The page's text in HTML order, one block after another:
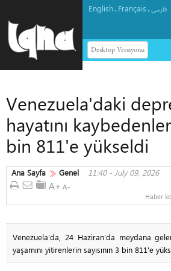
English. Français.فارسی
Desktop Versiyonu
Venezuela'daki
hayatını
bin 811'e yükseldi
Ana Sayfa Genel 11:40 - July 09, 2026
Haber
Venezuela'da, 24 Haziran'da meydana
yaşamını yitirenlerin sayısının 3 bin 811'e